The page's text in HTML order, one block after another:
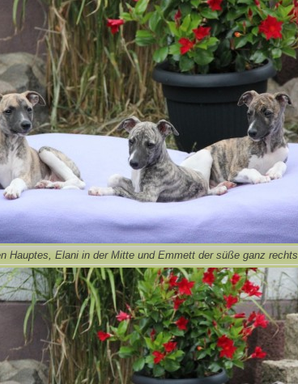
Hauptes, Elani in der Mitte und Emmett der süße ganz rechts